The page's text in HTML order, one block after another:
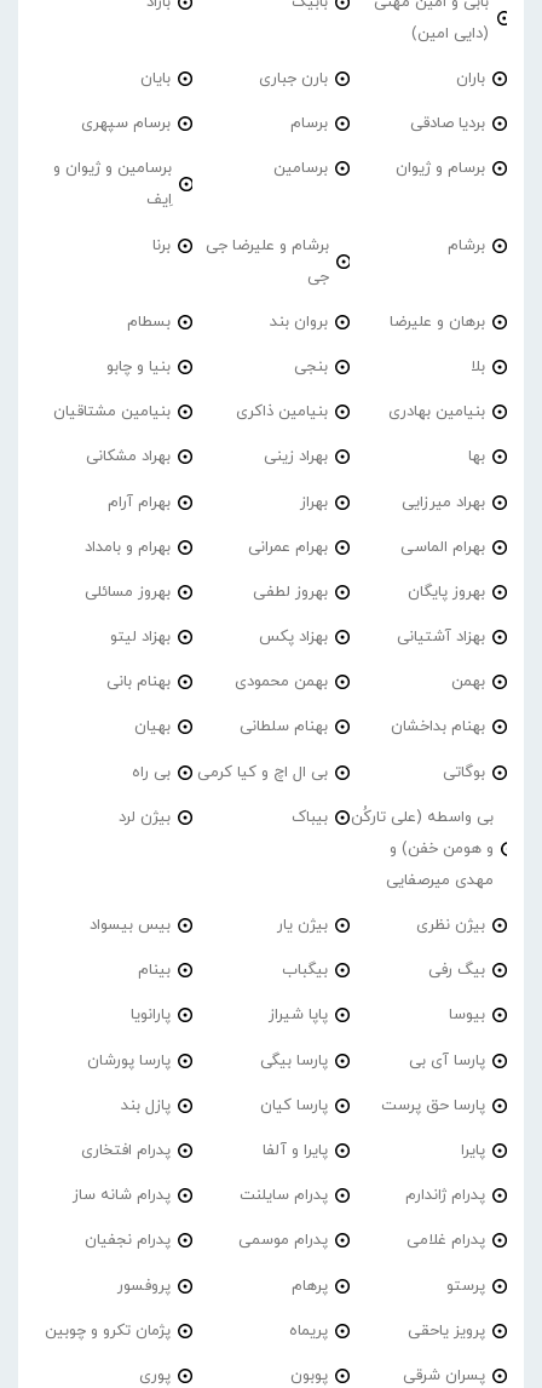
(دایی امین)
باران بارن جباری بایان
بردیا صادقی برسام برسام سپهری
برسام و ژیوان برسامین
برسامین و ژیوان و
اِیف
برشام
برشام و علیرضا جی
جی
برنا
برهان و علیرضا بروان بند بسطام
بلا بنجی بنیا و چابو
بنیامین بهادری بنیامین ذاکری بنیامین مشتاقیان
بها بهراد زینی بهراد مشکانی
بهراد میرزایی بهراز بهرام آرام
بهرام الماسی بهرام عمرانی بهرام و بامداد
بهروز پایگان بهروز لطفی بهروز مسائلی
بهزاد آشتیانی بهزاد پکس بهزاد لیتو
بهمن بهمن محمودی بهنام بانی
بهنام بداخشان بهنام سلطانی بهیان
بوگاتی بی ال اچ و کیا کرمی بی راه
بی واسطه (علی تارکُن
و هومن خفن) و
مهدی میرصفایی
بیباک بیژن لرد
بیژن نظری بیژن یار بیس بیسواد
بیگ رفی بیگباب بینام
بیوسا پاپا شیراز پارانویا
پارسا آی بی پارسا بیگی پارسا پورشان
پارسا حق پرست پارسا کیان پازل بند
پایرا پایرا و آلفا پدرام افتخاری
پدرام ژاندارم پدرام‌ سایلنت پدرام شانه ساز
پدرام غلامی پدرام موسمی پدرام نجفیان
پرستو پرهام پروفسور
پرویز یاحقی پریماه پژمان تکرو و چوبین
پسران شرقی پوبون پوری